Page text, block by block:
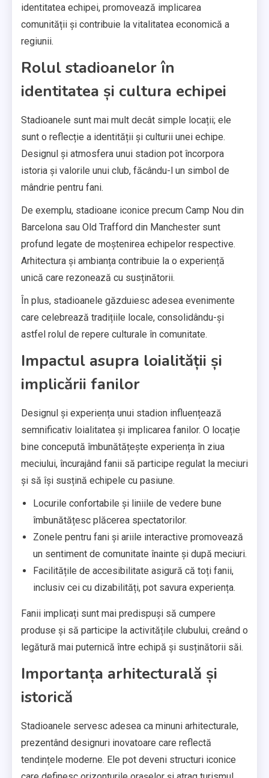
identitatea echipei, promovează implicarea
comunității și contribuie la vitalitatea economică a
regiunii.
Rolul stadioanelor în
identitatea și cultura echipei
Stadioanele sunt mai mult decât simple locații; ele
sunt o reflecție a identității și culturii unei echipe.
Designul și atmosfera unui stadion pot încorpora
istoria și valorile unui club, făcându-l un simbol de
mândrie pentru fani.
De exemplu, stadioane iconice precum Camp Nou din
Barcelona sau Old Trafford din Manchester sunt
profund legate de moștenirea echipelor respective.
Arhitectura și ambianța contribuie la o experiență
unică care rezonează cu susținătorii.
În plus, stadioanele găzduiesc adesea evenimente
care celebrează tradițiile locale, consolidându-și
astfel rolul de repere culturale în comunitate.
Impactul asupra loialității și
implicării fanilor
Designul și experiența unui stadion influențează
semnificativ loialitatea și implicarea fanilor. O locație
bine concepută îmbunătățește experiența în ziua
meciului, încurajând fanii să participe regulat la meciuri
și să își susțină echipele cu pasiune.
Locurile confortabile și liniile de vedere bune
îmbunătățesc plăcerea spectatorilor.
Zonele pentru fani și ariile interactive promovează
un sentiment de comunitate înainte și după meciuri.
Facilitățile de accesibilitate asigură că toți fanii,
inclusiv cei cu dizabilități, pot savura experiența.
Fanii implicați sunt mai predispuși să cumpere
produse și să participe la activitățile clubului, creând o
legătură mai puternică între echipă și susținătorii săi.
Importanța arhitecturală și
istorică
Stadioanele servesc adesea ca minuni arhitecturale,
prezentând designuri inovatoare care reflectă
tendințele moderne. Ele pot deveni structuri iconice